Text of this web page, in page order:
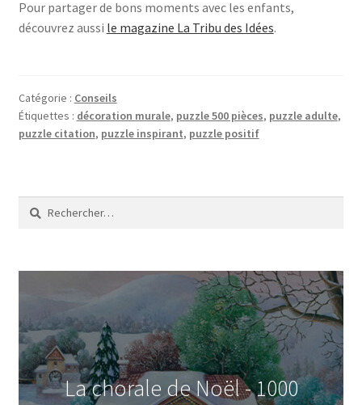
Pour partager de bons moments avec les enfants,
découvrez aussi le magazine La Tribu des Idées.
Catégorie : Conseils
Étiquettes : décoration murale, puzzle 500 pièces, puzzle adulte,
puzzle citation, puzzle inspirant, puzzle positif
Rechercher :
La chorale de Noël - 1000